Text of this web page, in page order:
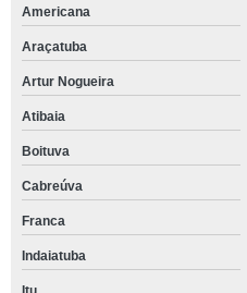
Americana
Araçatuba
Artur Nogueira
Atibaia
Boituva
Cabreúva
Franca
Indaiatuba